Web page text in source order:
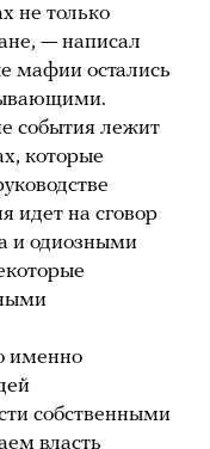
не только
— написал
мафии остались
события лежит
которые
идет на сговор
и одиозными
именно
собственными
власть